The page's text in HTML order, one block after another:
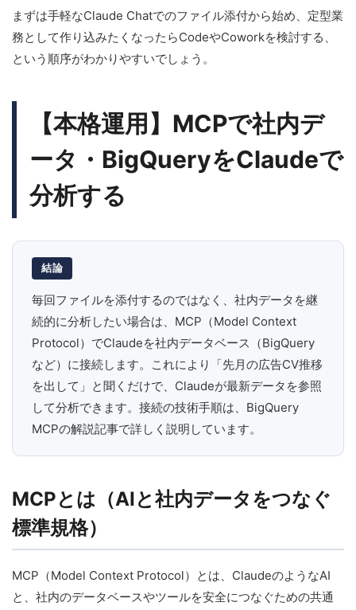
まずは手軽なClaude Chatでのファイル添付から始め、定型業
務として作り込みたくなったらCodeやCoworkを検討する、
という順序がわかりやすいでしょう。
【本格運用】MCPで社内デ
ータ・BigQueryをClaudeで
分析する
結論
毎回ファイルを添付するのではなく、社内データを継
続的に分析したい場合は、MCP（Model Context
Protocol）でClaudeを社内データベース（BigQuery
など）に接続します。これにより「先月の広告CV推移
を出して」と聞くだけで、Claudeが最新データを参照
して分析できます。接続の技術手順は、BigQuery
MCPの解説記事で詳しく説明しています。
MCPとは（AIと社内データをつなぐ
標準規格）
MCP（Model Context Protocol）とは、ClaudeのようなAI
と、社内のデータベースやツールを安全につなぐための共通